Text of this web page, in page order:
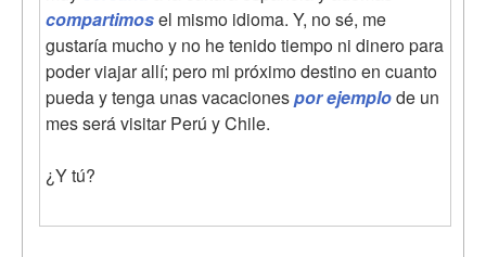
compartimosel mismo idioma. Y, no sé, me
gustaría mucho y no he tenido tiempo ni dinero para
poder viajar allí; pero mi próximo destino en cuanto
pueda y tenga unas vacacionespor ejemplode un
mes será visitar Perú y Chile.
¿Y tú?